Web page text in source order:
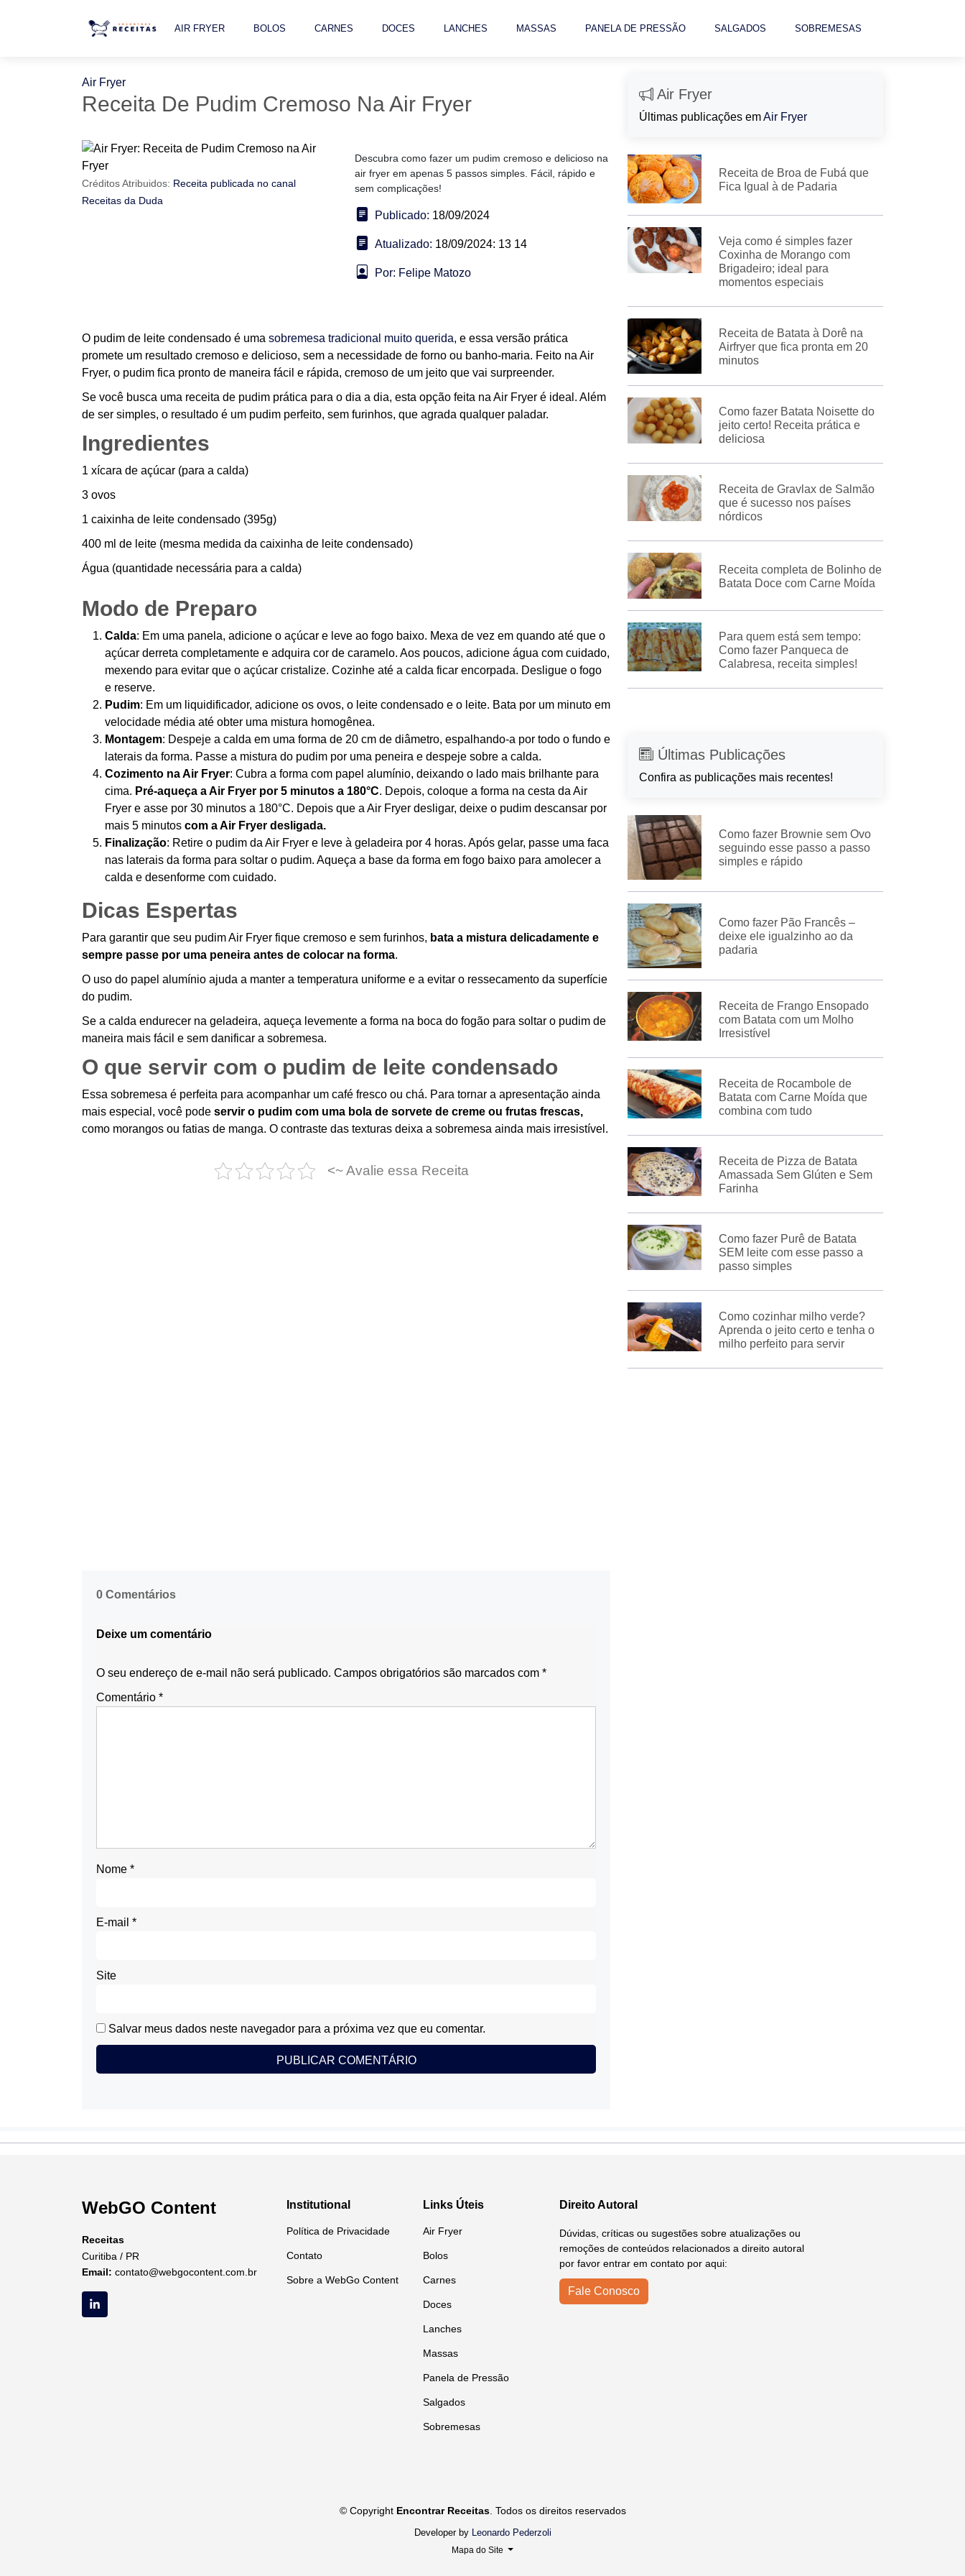
AIR FRYER BOLOS CARNES DOCES LANCHES MASSAS PANELA DE PRESSÃO SALGADOS SOBREMESAS
Air Fryer
Receita De Pudim Cremoso Na Air Fryer
Créditos Atribuidos: Receita publicada no canal
Receitas da Duda
Descubra como fazer um pudim cremoso e delicioso na
air fryer em apenas 5 passos simples. Fácil, rápido e
sem complicações!
Publicado: 18/09/2024
Atualizado: 18/09/2024: 13 14
Por: Felipe Matozo
O pudim de leite condensado é uma sobremesa tradicional muito querida, e essa versão prática
promete um resultado cremoso e delicioso, sem a necessidade de forno ou banho-maria. Feito na Air
Fryer, o pudim fica pronto de maneira fácil e rápida, cremoso de um jeito que vai surpreender.
Se você busca uma receita de pudim prática para o dia a dia, esta opção feita na Air Fryer é ideal. Além
de ser simples, o resultado é um pudim perfeito, sem furinhos, que agrada qualquer paladar.
Ingredientes
1 xícara de açúcar (para a calda)
3 ovos
1 caixinha de leite condensado (395g)
400 ml de leite (mesma medida da caixinha de leite condensado)
Água (quantidade necessária para a calda)
Modo de Preparo
Calda: Em uma panela, adicione o açúcar e leve ao fogo baixo. Mexa de vez em quando até que o
açúcar derreta completamente e adquira cor de caramelo. Aos poucos, adicione água com cuidado,
mexendo para evitar que o açúcar cristalize. Cozinhe até a calda ficar encorpada. Desligue o fogo
e reserve.
Pudim: Em um liquidificador, adicione os ovos, o leite condensado e o leite. Bata por um minuto em
velocidade média até obter uma mistura homogênea.
Montagem: Despeje a calda em uma forma de 20 cm de diâmetro, espalhando-a por todo o fundo e
laterais da forma. Passe a mistura do pudim por uma peneira e despeje sobre a calda.
Cozimento na Air Fryer: Cubra a forma com papel alumínio, deixando o lado mais brilhante para
cima. Pré-aqueça a Air Fryer por 5 minutos a 180°C. Depois, coloque a forma na cesta da Air
Fryer e asse por 30 minutos a 180°C. Depois que a Air Fryer desligar, deixe o pudim descansar por
mais 5 minutos com a Air Fryer desligada.
Finalização: Retire o pudim da Air Fryer e leve à geladeira por 4 horas. Após gelar, passe uma faca
nas laterais da forma para soltar o pudim. Aqueça a base da forma em fogo baixo para amolecer a
calda e desenforme com cuidado.
Dicas Espertas
Para garantir que seu pudim Air Fryer fique cremoso e sem furinhos, bata a mistura delicadamente e
sempre passe por uma peneira antes de colocar na forma.
O uso do papel alumínio ajuda a manter a temperatura uniforme e a evitar o ressecamento da superfície
do pudim.
Se a calda endurecer na geladeira, aqueça levemente a forma na boca do fogão para soltar o pudim de
maneira mais fácil e sem danificar a sobremesa.
O que servir com o pudim de leite condensado
Essa sobremesa é perfeita para acompanhar um café fresco ou chá. Para tornar a apresentação ainda
mais especial, você pode servir o pudim com uma bola de sorvete de creme ou frutas frescas,
como morangos ou fatias de manga. O contraste das texturas deixa a sobremesa ainda mais irresistível.
<~ Avalie essa Receita
0 Comentários
Deixe um comentário
O seu endereço de e-mail não será publicado. Campos obrigatórios são marcados com *
Comentário *
Nome *
E-mail *
Site
Salvar meus dados neste navegador para a próxima vez que eu comentar.
Air Fryer
Últimas publicações emAir Fryer
Receita de Broa de Fubá que
Fica Igual à de Padaria
Veja como é simples fazer
Coxinha de Morango com
Brigadeiro; ideal para
momentos especiais
Receita de Batata à Dorê na
Airfryer que fica pronta em 20
minutos
Como fazer Batata Noisette do
jeito certo! Receita prática e
deliciosa
Receita de Gravlax de Salmão
que é sucesso nos países
nórdicos
Receita completa de Bolinho de
Batata Doce com Carne Moída
Para quem está sem tempo:
Como fazer Panqueca de
Calabresa, receita simples!
Últimas Publicações
Confira as publicações mais recentes!
Como fazer Brownie sem Ovo
seguindo esse passo a passo
simples e rápido
Como fazer Pão Francês –
deixe ele igualzinho ao da
padaria
Receita de Frango Ensopado
com Batata com um Molho
Irresistível
Receita de Rocambole de
Batata com Carne Moída que
combina com tudo
Receita de Pizza de Batata
Amassada Sem Glúten e Sem
Farinha
Como fazer Purê de Batata
SEM leite com esse passo a
passo simples
Como cozinhar milho verde?
Aprenda o jeito certo e tenha o
milho perfeito para servir
WebGO Content
Receitas
Curitiba / PR
Email: contato@webgocontent.com.br
Institutional
Política de Privacidade
Contato
Sobre a WebGo Content
Links Úteis
Air Fryer
Bolos
Carnes
Doces
Lanches
Massas
Panela de Pressão
Salgados
Sobremesas
Direito Autoral
Dúvidas, críticas ou sugestões sobre atualizações ou
remoções de conteúdos relacionados a direito autoral
por favor entrar em contato por aqui:
Fale Conosco
© Copyright Encontrar Receitas. Todos os direitos reservados
Developer by Leonardo Pederzoli
Mapa do Site